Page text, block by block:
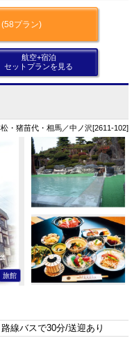
(58プラン)
航空+宿泊
セットプランを見る
・猪苗代・相馬／中ノ沢[2611-102]
旅館
線バスで30分/送迎あり